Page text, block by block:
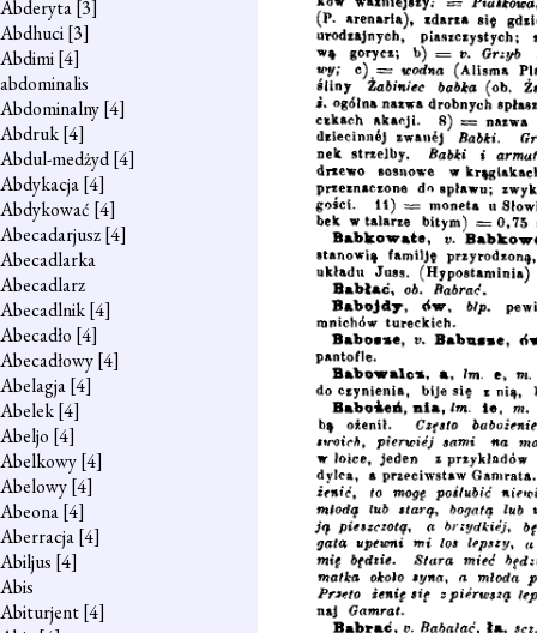
Abderyta[3]
Abdhuci[3]
Abdimi[4]
abdominalis
Abdominalny[4]
Abdruk[4]
Abdul-medżyd[4]
Abdykacja[4]
Abdykować [4]
Abecadarjusz[4]
Abecadlarka
Abecadlarz
Abecadlnik[4]
Abecadło [4]
Abecadłowy[4]
Abelagja[4]
Abelek[4]
Abeljo [4]
Abelkowy[4]
Abelowy[4]
Abeona[4]
Aberracja[4]
Abiljus [4]
Abis
Abiturjent[4]